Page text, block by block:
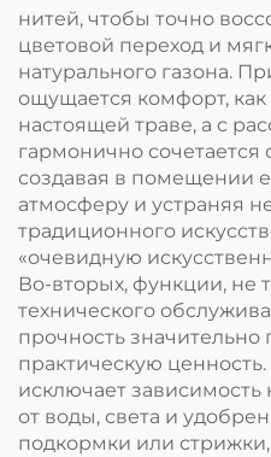
нитей, чтобы точно
цветовой переход и
натурального газона.
ощущается комфорт,
настоящей траве, а с
гармонично
создавая в помещении
атмосферу и устраняя
традиционного
«очевидную
Во-вторых, функции, не
технического
прочность
практическую
исключает зависимость
от воды, света и
подкормки или стрижки,